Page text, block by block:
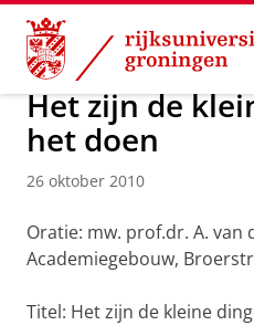
Skip
Content
Skip
Navigation
Over ons Actueel Nieuws
Het zijn de
het doen
26 oktober 2010
Oratie: mw. prof.dr. A. van
Academiegebouw,
Titel: Het zijn de kleine